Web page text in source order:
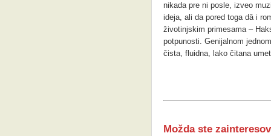
nikada pre ni posle, izveo
ideja, ali da pored toga dâ i
životinjskim primesama –
potpunosti. Genijalnom
čista, fluidna, lako čitana
Možda ste